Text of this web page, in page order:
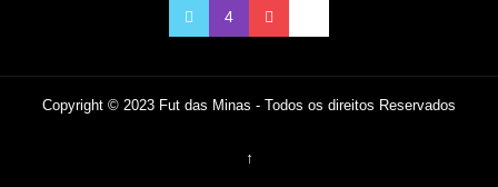
Copyright © 2023 Fut das Minas - Todos os direitos Reservados
↑